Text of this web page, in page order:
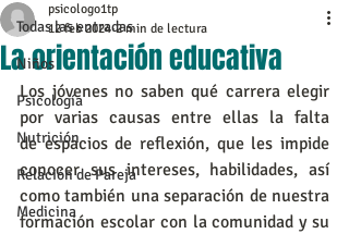
Todas las entradas
Niños
Psicología
Nutrición
Relación de Pareja
Medicina
La orientación educativa
psicologo1tp
12 feb 2024 2 min de lectura
Los jóvenes no saben qué carrera elegir
por varias causas entre ellas la falta
de espacios de reflexión, que les impide
conocer sus intereses, habilidades, así
como también una separación de nuestra
formación escolar con la comunidad y su